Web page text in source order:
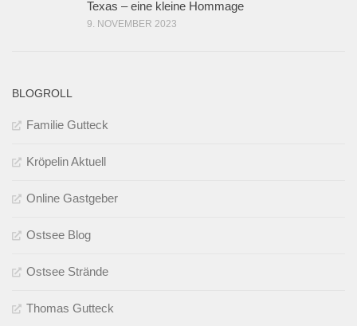
Texas – eine kleine Hommage
9. NOVEMBER 2023
BLOGROLL
Familie Gutteck
Kröpelin Aktuell
Online Gastgeber
Ostsee Blog
Ostsee Strände
Thomas Gutteck